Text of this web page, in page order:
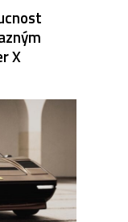
X